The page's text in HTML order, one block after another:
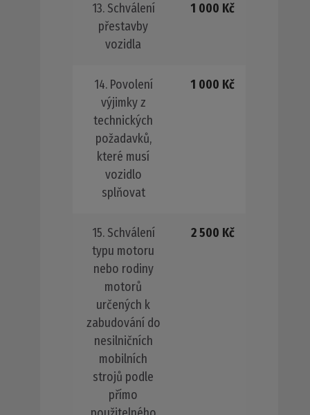
13. Schválení
přestavby
vozidla
1 000 Kč
14. Povolení
výjimky z
technických
požadavků,
které musí
vozidlo
splňovat
1 000 Kč
15. Schválení
typu motoru
nebo rodiny
motorů
určených k
zabudování do
nesilničních
mobilních
strojů podle
přímo
2 500 Kč